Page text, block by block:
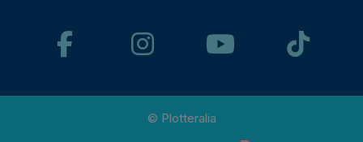
© Plotteralia